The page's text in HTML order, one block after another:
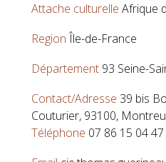
Attache culturelle Afrique
Region Île-de-France
Département 93 Seine-
Contact/Adresse 39 bis
Couturier, 93100,
Téléphone 07 86 15 04 47